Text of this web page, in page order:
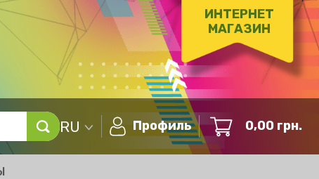
ИНТЕРНЕТ
МАГАЗИН
RU Профиль 0,00 грн.